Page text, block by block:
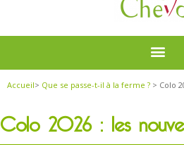
Accueil> Que se passe-t-il à la ferme ? > Colo
Colo 2026 : les